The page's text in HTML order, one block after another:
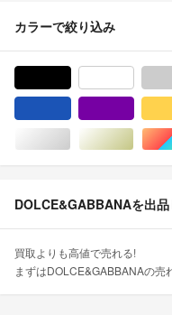
カラーで絞り込み
シルバー/銀色系
ゴー
DOLCE&GABBANAを出品
買取よりも高値で売れる!
まずはDOLCE&GABBANAの売